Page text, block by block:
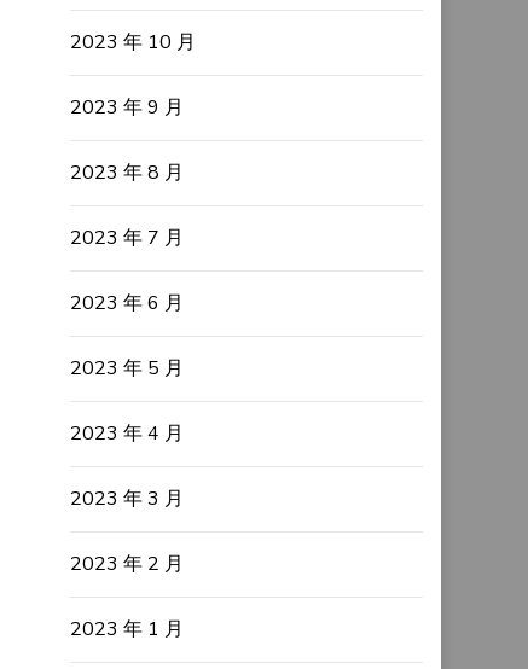
2023 年 10 月
2023 年 9 月
2023 年 8 月
2023 年 7 月
2023 年 6 月
2023 年 5 月
2023 年 4 月
2023 年 3 月
2023 年 2 月
2023 年 1 月